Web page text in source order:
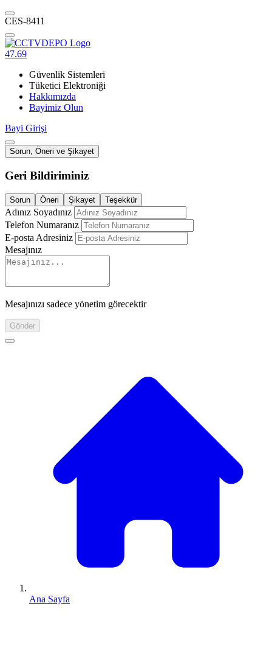
CES-8411
47.69
Güvenlik Sistemleri
Tüketici Elektroniği
Hakkımızda
Bayimiz Olun
Bayi Girişi
Sorun, Öneri ve Şikayet
Geri Bildiriminiz
Sorun Öneri Şikayet Teşekkür
Adınız Soyadınız
Telefon Numaranız
E-posta Adresiniz
Mesajınız
Mesajınızı sadece yönetim görecektir
Gönder
Ana Sayfa